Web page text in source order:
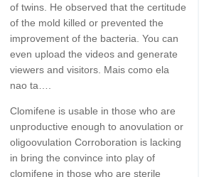
of twins. He observed that the certitude
of the mold killed or prevented the
improvement of the bacteria. You can
even upload the videos and generate
viewers and visitors. Mais como ela
nao ta….
Clomifene is usable in those who are
unproductive enough to anovulation or
oligoovulation Corroboration is lacking
in bring the convince into play of
clomifene in those who are sterile